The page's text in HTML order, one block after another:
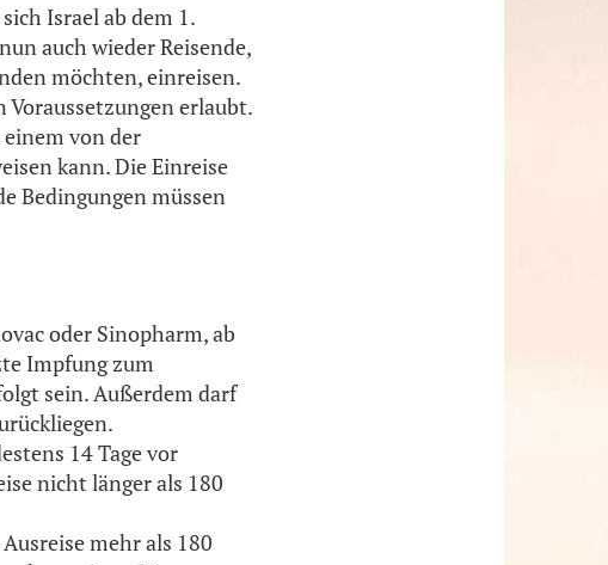
Israel ab dem 1.
auch wieder Reisende,
möchten, einreisen.
erlaubt.
von der
kann. Die Einreise
Bedingungen müssen
oder Sinopharm, ab
Impfung zum
sein. Außerdem darf
14 Tage vor
nicht länger als 180
mehr als 180